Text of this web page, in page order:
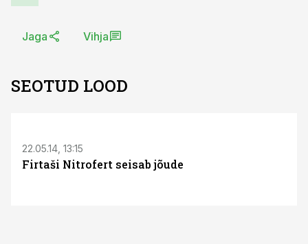
Jaga Vihja
SEOTUD LOOD
22.05.14, 13:15
Firtaši Nitrofert seisab jõude